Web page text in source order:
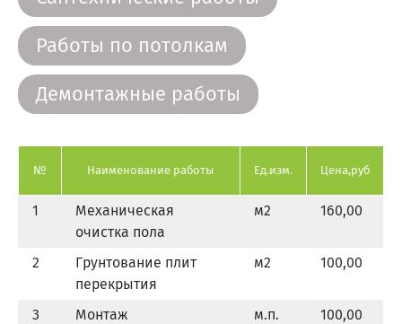
Работы по потолкам
Демонтажные работы
№ Наименование работы Ед.изм. Цена,руб
1
Механическая
очистка пола
м2 160,00
2
Грунтование плит
перекрытия
м2 100,00
3
Монтаж
м.п. 100,00